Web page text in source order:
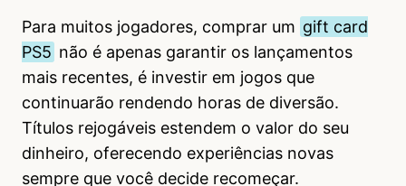
Para muitos jogadores, comprar um gift card
PS5 não é apenas garantir os lançamentos
mais recentes, é investir em jogos que
continuarão rendendo horas de diversão.
Títulos rejogáveis estendem o valor do seu
dinheiro, oferecendo experiências novas
sempre que você decide recomeçar.